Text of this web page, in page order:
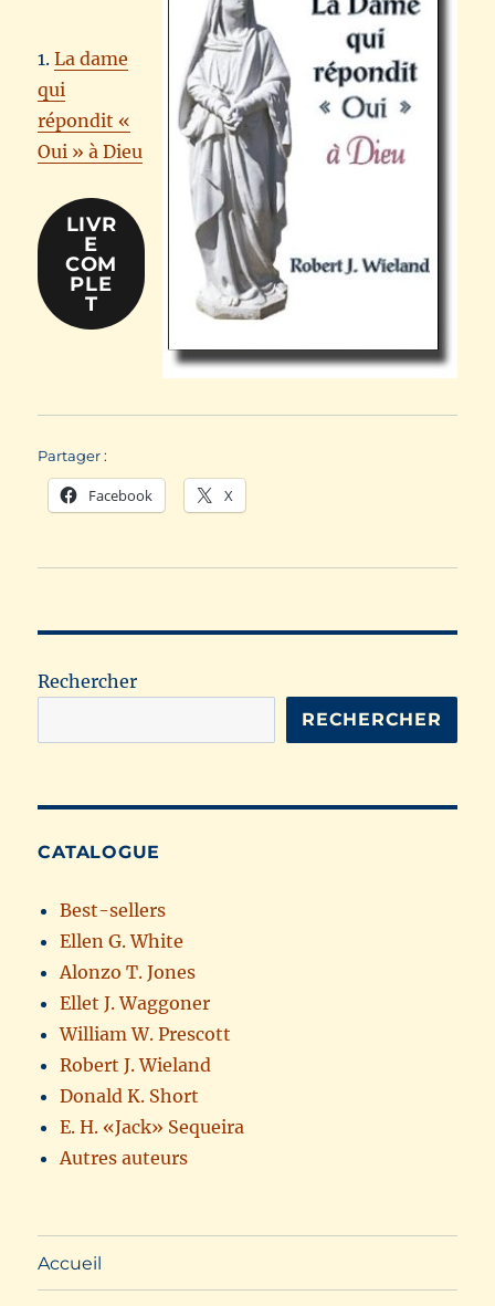
1.La dame
qui
répondit «
Oui » à Dieu
LIVR
E
COM
PLE
T
Partager :
Facebook X
Rechercher
RECHERCHER
CATALOGUE
Best-sellers
Ellen G. White
Alonzo T. Jones
Ellet J. Waggoner
William W. Prescott
Robert J. Wieland
Donald K. Short
E. H. «Jack» Sequeira
Autres auteurs
Accueil